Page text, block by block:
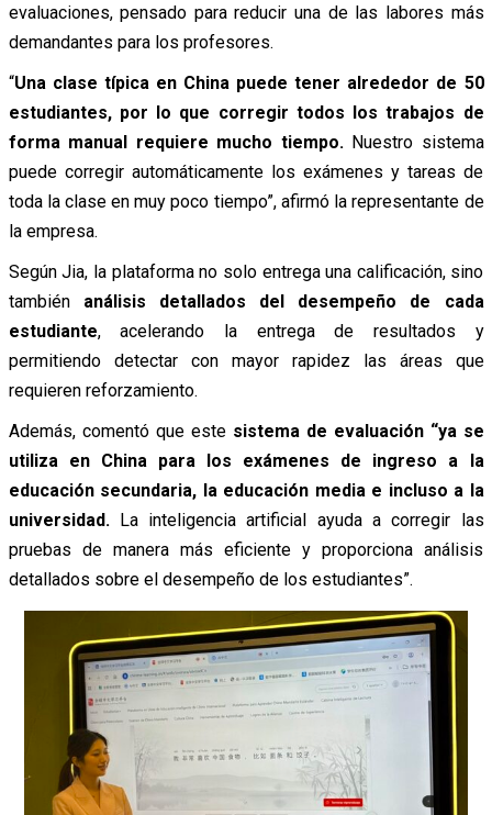
evaluaciones, pensado para reducir una de las labores más
demandantes para los profesores.
“Una clase típica en China puede tener alrededor de 50
estudiantes, por lo que corregir todos los trabajos de
forma manual requiere mucho tiempo. Nuestro sistema
puede corregir automáticamente los exámenes y tareas de
toda la clase en muy poco tiempo”, afirmó la representante de
la empresa.
Según Jia, la plataforma no solo entrega una calificación, sino
también análisis detallados del desempeño de cada
estudiante, acelerando la entrega de resultados y
permitiendo detectar con mayor rapidez las áreas que
requieren reforzamiento.
Además, comentó que estesistema de evaluación “ya se
utiliza en China para los exámenes de ingreso a la
educación secundaria, la educación media e incluso a la
universidad. La inteligencia artificial ayuda a corregir las
pruebas de manera más eficiente y proporciona análisis
detallados sobre el desempeño de los estudiantes”.